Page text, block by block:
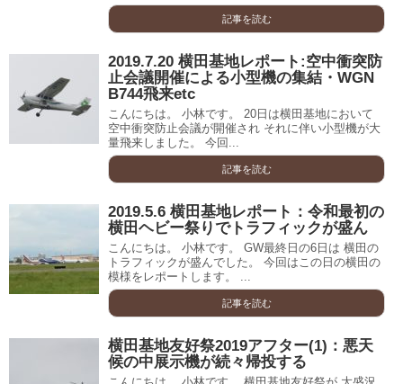
記事を読む
2019.7.20 横田基地レポート:空中衝突防
止会議開催による小型機の集結・WGN
B744飛来etc
こんにちは。 小林です。 20日は横田基地において
空中衝突防止会議が開催され それに伴い小型機が大
量飛来しました。 今回...
記事を読む
2019.5.6 横田基地レポート：令和最初の
横田ヘビー祭りでトラフィックが盛ん
こんにちは。 小林です。 GW最終日の6日は 横田の
トラフィックが盛んでした。 今回はこの日の横田の
模様をレポートします。 ...
記事を読む
横田基地友好祭2019アフター(1)：悪天
候の中展示機が続々帰投する